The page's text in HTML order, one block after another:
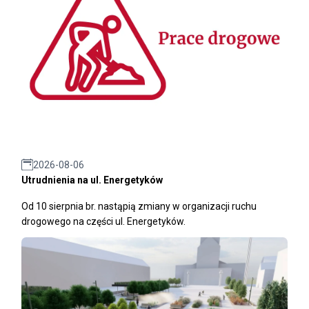
2026-08-06
Utrudnienia na ul. Energetyków
Od 10 sierpnia br. nastąpią zmiany w organizacji ruchu
drogowego na części ul. Energetyków.